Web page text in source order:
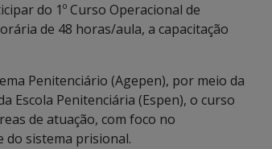
do 1º Curso Operacional de
de 48 horas/aula, a capacitação
Penitenciário (Agepen), por meio da
Escola Penitenciária (Espen), o curso
de atuação, com foco no
do sistema prisional.